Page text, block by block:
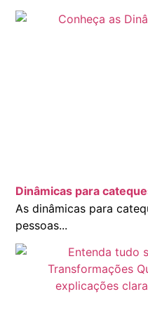
Dinâmicas para
As dinâmicas para
pessoas...